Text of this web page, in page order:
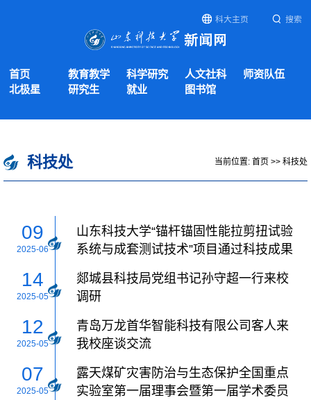
科大主页 搜索
首页 教育教学 科学研究 人文社科
师资队伍
北极星
研究生 就业 图书馆
科技处 当前位置: 首页 >> 科技处
09
2025-06
山东科技大学“锚杆锚固性能拉剪扭试验
系统与成套测试技术”项目通过科技成果
14
2025-05
郯城县科技局党组书记孙守超一行来校
调研
12
2025-05
​青岛万龙首华智能科技有限公司客人来
我校座谈交流
07
2025-05
露天煤矿灾害防治与生态保护全国重点
实验室第一届理事会暨第一届学术委员